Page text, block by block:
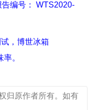
编号： WTS2020-
，博世冰箱
。
归原作者所有。如有